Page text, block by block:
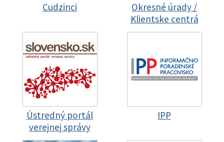
Cudzinci
Okresné úrady /
Klientske centrá
Ústredný portál
verejnej správy
IPP